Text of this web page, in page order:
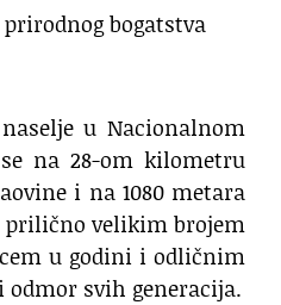
bogatstva
u Nacionalnom
na 28-om kilometru
i na 1080 metara
prilično velikim brojem
u godini i odličnim
svih generacija.